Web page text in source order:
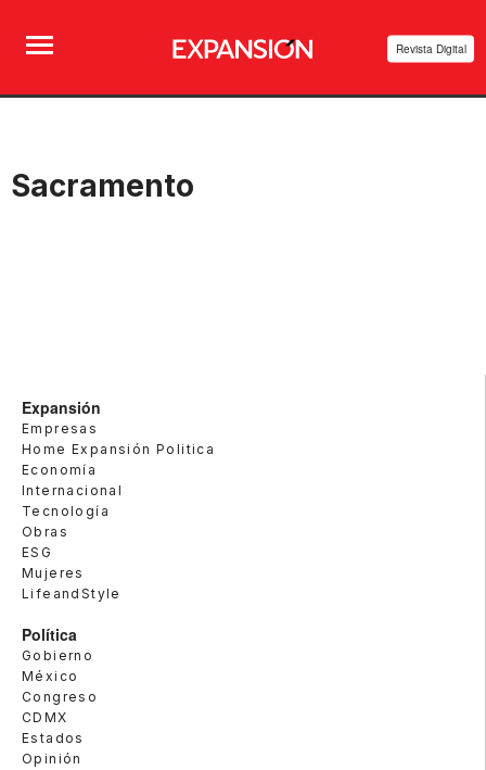
Revista Digital
Sacramento
Expansión
Empresas
Home Expansión Politica
Economía
Internacional
Tecnología
Obras
ESG
Mujeres
LifeandStyle
Política
Gobierno
México
Congreso
CDMX
Estados
Opinión